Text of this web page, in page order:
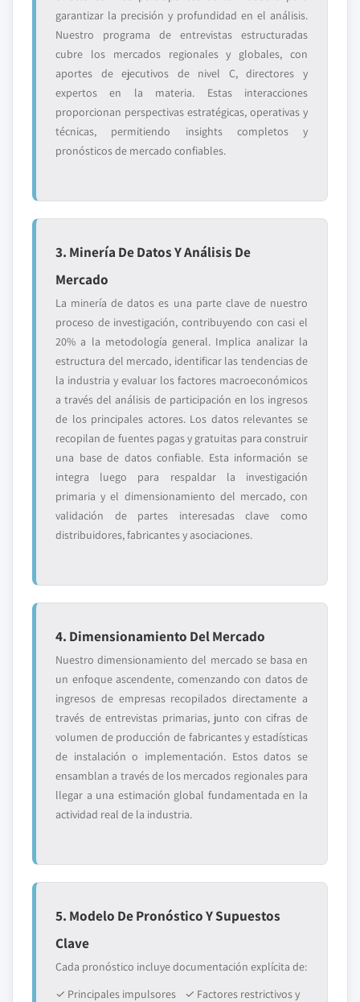
garantizar la precisión y profundidad en el análisis.
Nuestro programa de entrevistas estructuradas
cubre los mercados regionales y globales, con
aportes de ejecutivos de nivel C, directores y
expertos en la materia. Estas interacciones
proporcionan perspectivas estratégicas, operativas y
técnicas, permitiendo insights completos y
pronósticos de mercado confiables.
3. Minería De Datos Y Análisis De
Mercado
La minería de datos es una parte clave de nuestro
proceso de investigación, contribuyendo con casi el
20% a la metodología general. Implica analizar la
estructura del mercado, identificar las tendencias de
la industria y evaluar los factores macroeconómicos
a través del análisis de participación en los ingresos
de los principales actores. Los datos relevantes se
recopilan de fuentes pagas y gratuitas para construir
una base de datos confiable. Esta información se
integra luego para respaldar la investigación
primaria y el dimensionamiento del mercado, con
validación de partes interesadas clave como
distribuidores, fabricantes y asociaciones.
4. Dimensionamiento Del Mercado
Nuestro dimensionamiento del mercado se basa en
un enfoque ascendente, comenzando con datos de
ingresos de empresas recopilados directamente a
través de entrevistas primarias, junto con cifras de
volumen de producción de fabricantes y estadísticas
de instalación o implementación. Estos datos se
ensamblan a través de los mercados regionales para
llegar a una estimación global fundamentada en la
actividad real de la industria.
5. Modelo De Pronóstico Y Supuestos
Clave
Cada pronóstico incluye documentación explícita de:
✓ Principales impulsores
✓ Factores restrictivos y